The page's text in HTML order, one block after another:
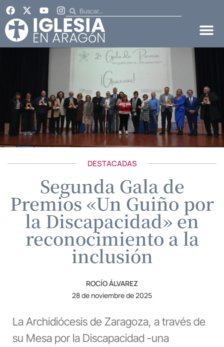
DESTACADAS
Segunda Gala de
Premios «Un Guiño por
la Discapacidad» en
reconocimiento a la
inclusión
ROCÍO ÁLVAREZ
28 de noviembre de 2025
La Archidiócesis de Zaragoza, a través de
su Mesa por la Discapacidad -una